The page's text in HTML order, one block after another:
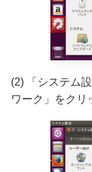
(2) 「システム
ワーク」をクリ